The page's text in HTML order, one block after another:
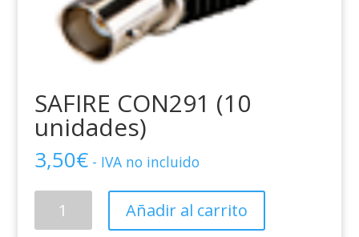
SAFIRE CON291 (10
unidades)
3,50€ - IVA no incluido
CON291
Añadir al carrito